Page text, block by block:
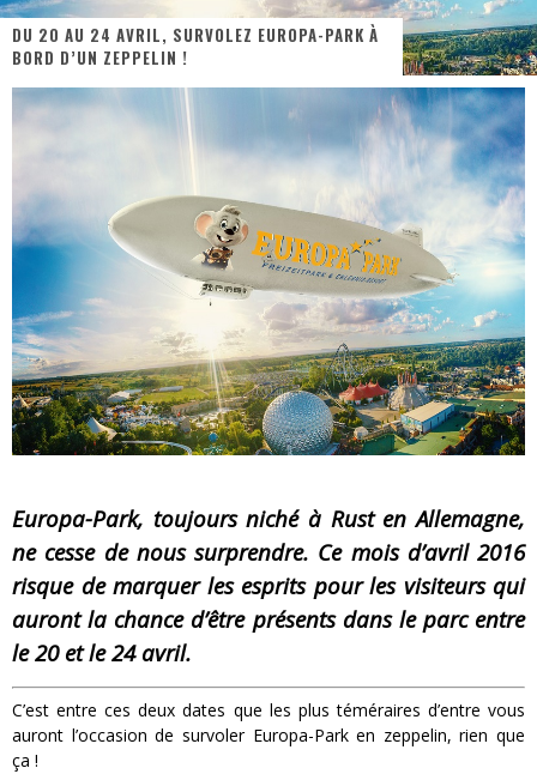
PsyRiver 2026 : la magie revient sur les rives de l’Aar
Assassin's Creed Black Flag Resynced
« Damn Them All » - Un duo de Choc !
Yoshi and the mysterious book
DU 20 AU 24 AVRIL, SURVOLEZ EUROPA-PARK À
BORD D’UN ZEPPELIN !
Europa-Park, toujours niché à Rust en Allemagne,
ne cesse de nous surprendre. Ce mois d’avril 2016
risque de marquer les esprits pour les visiteurs qui
auront la chance d’être présents dans le parc entre
le 20 et le 24 avril.
C’est entre ces deux dates que les plus téméraires d’entre vous
auront l’occasion de survoler Europa-Park en zeppelin, rien que
ça !